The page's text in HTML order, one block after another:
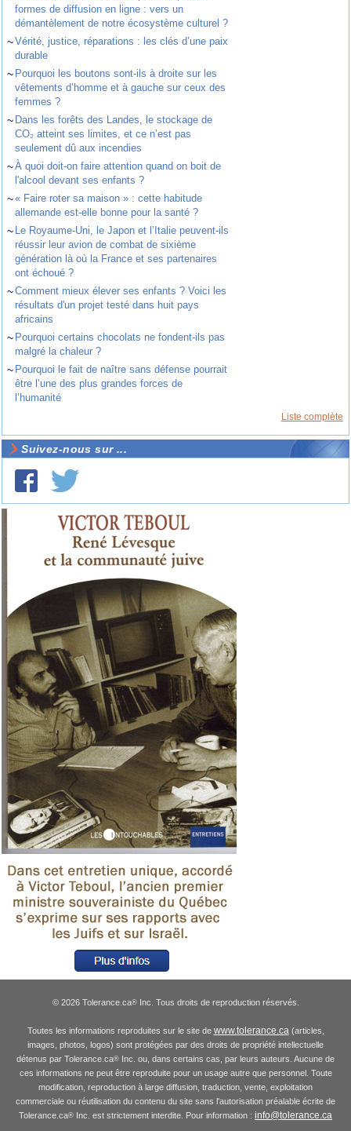
formes de diffusion en ligne : vers un
démantèlement de notre écosystème culturel ?
~Vérité, justice, réparations : les clés d’une paix
durable
~ Pourquoi les boutons sont-ils à droite sur les
vêtements d’homme et à gauche sur ceux des
femmes ?
~ Dans les forêts des Landes, le stockage de
CO₂ atteint ses limites, et ce n’est pas
seulement dû aux incendies
~À quoi doit-on faire attention quand on boit de
l'alcool devant ses enfants ?
~« Faire roter sa maison » : cette habitude
allemande est-elle bonne pour la santé ?
~ Le Royaume-Uni, le Japon et l’Italie peuvent-ils
réussir leur avion de combat de sixième
génération là où la France et ses partenaires
ont échoué ?
~Comment mieux élever ses enfants ? Voici les
résultats d'un projet testé dans huit pays
africains
~ Pourquoi certains chocolats ne fondent-ils pas
malgré la chaleur ?
~ Pourquoi le fait de naître sans défense pourrait
être l’une des plus grandes forces de
l’humanité
Liste complète
Suivez-nous sur ...
© 2026 Tolerance.ca®Inc. Tous droits de reproduction réservés.
Toutes les informations reproduites sur le site de www.tolerance.ca(articles,
images, photos, logos) sont protégées par des droits de propriété intellectuelle
détenus par Tolerance.ca® Inc. ou, dans certains cas, par leurs auteurs. Aucune de
ces informations ne peut être reproduite pour un usage autre que personnel. Toute
modification, reproduction à large diffusion, traduction, vente, exploitation
commerciale ou réutilisation du contenu du site sans l'autorisation préalable écrite de
Tolerance.ca® Inc. est strictement interdite. Pour information : info@tolerance.ca